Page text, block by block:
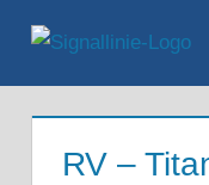
Inhalt
springen
RV –